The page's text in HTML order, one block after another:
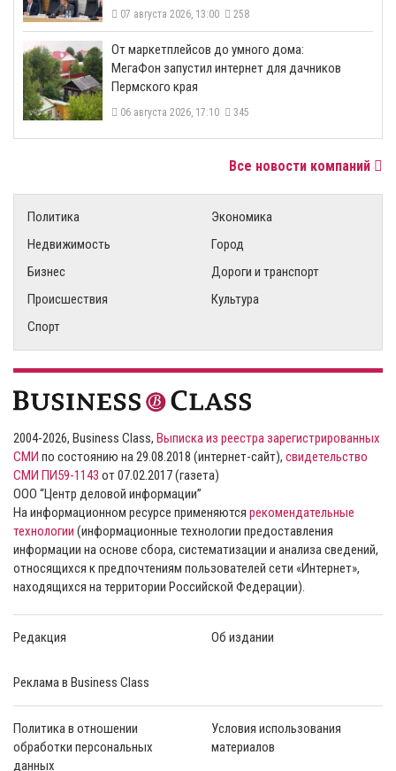
07 августа 2026, 13:00 258
От маркетплейсов до умного дома:
МегаФон запустил интернет для дачников
Пермского края
06 августа 2026, 17:10 345
Все новости компаний
Политика
Экономика
Недвижимость
Город
Бизнес
Дороги и транспорт
Происшествия
Культура
Спорт
2004-2026, Business Class, Выписка из реестра зарегистрированных
СМИ по состоянию на 29.08.2018 (интернет-сайт), свидетельство
СМИ ПИ59-1143 от 07.02.2017 (газета)
ООО “Центр деловой информации”
На информационном ресурсе применяются рекомендательные
технологии (информационные технологии предоставления
информации на основе сбора, систематизации и анализа сведений,
относящихся к предпочтениям пользователей сети «Интернет»,
находящихся на территории Российской Федерации).
Редакция Об издании
Реклама в Business Class
Политика в отношении
обработки персональных
данных
Условия использования
материалов